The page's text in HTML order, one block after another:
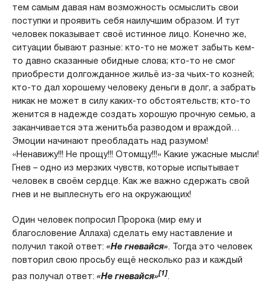
тем самым давая нам возможность осмыслить свои
поступки и проявить себя наилучшим образом. И тут
человек показывает своё истинное лицо. Конечно же,
ситуации бывают разные: кто-то не может забыть кем-
то давно сказанные обидные слова; кто-то не смог
приобрести долгожданное жильё из-за чьих-то козней;
кто-то дал хорошему человеку деньги в долг, а забрать
никак не может в силу каких-то обстоятельств; кто-то
женится в надежде создать хорошую прочную семью, а
заканчивается эта женитьба разводом и враждой…
Эмоции начинают преобладать над разумом!
«Ненавижу!!! Не прощу!!! Отомщу!!!» Какие ужасные мысли!
Гнев – одно из мерзких чувств, которые испытывает
человек в своём сердце. Как же важно сдержать свой
гнев и не выплеснуть его на окружающих!
Один человек попросил Пророка (мир ему и
благословение Аллаха) сделать ему наставление и
получил такой ответ: «Не гневайся». Тогда это человек
повторил свою просьбу ещё несколько раз и каждый
раз получал ответ: «Не гневайся»[1].